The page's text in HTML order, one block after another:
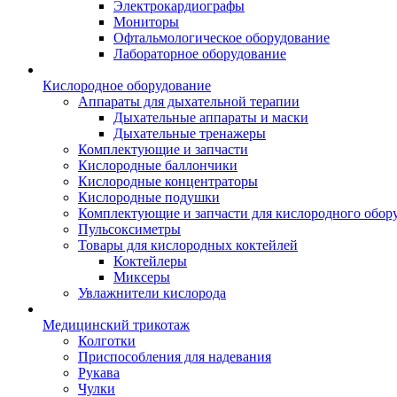
Электрокардиографы
Мониторы
Офтальмологическое оборудование
Лабораторное оборудование
Кислородное оборудование
Аппараты для дыхательной терапии
Дыхательные аппараты и маски
Дыхательные тренажеры
Комплектующие и запчасти
Кислородные баллончики
Кислородные концентраторы
Кислородные подушки
Комплектующие и запчасти для кислородного
Пульсоксиметры
Товары для кислородных коктейлей
Коктейлеры
Миксеры
Увлажнители кислорода
Медицинский трикотаж
Колготки
Приспособления для надевания
Рукава
Чулки